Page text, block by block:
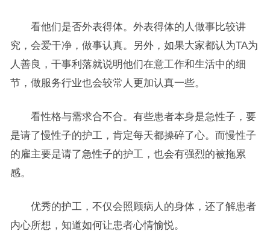
看他们是否外表得体。外表得体的人做事比较讲
究，会爱干净，做事认真。另外，如果大家都认为TA为
人善良，干事利落就说明他们在意工作和生活中的细
节，做服务行业也会较常人更加认真一些。
看性格与需求合不合。有些患者本身是急性子，要
是请了慢性子的护工，肯定每天都操碎了心。而慢性子
的雇主要是请了急性子的护工，也会有强烈的被拖累
感。
优秀的护工，不仅会照顾病人的身体，还了解患者
内心所想，知道如何让患者心情愉悦。